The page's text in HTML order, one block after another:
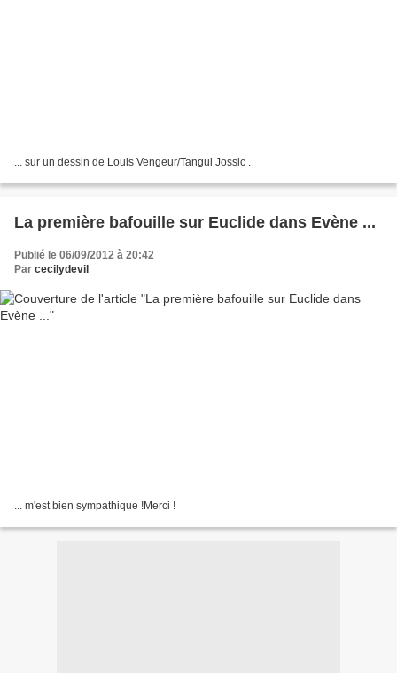
... sur un dessin de Louis Vengeur/Tangui Jossic .
La première bafouille sur Euclide dans Evène ...
Publié le 06/09/2012 à 20:42
Par cecilydevil
... m'est bien sympathique !Merci !